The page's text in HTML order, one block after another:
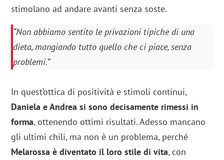
stimolano ad andare avanti senza soste.
“Non abbiamo sentito le privazioni tipiche di una
dieta, mangiando tutto quello che ci piace, senza
problemi.”
In quest’ottica di positività e stimoli continui,
Daniela e Andrea si sono decisamente rimessi in
forma, ottenendo ottimi risultati. Adesso mancano
gli ultimi chili, ma non è un problema, perché
Melarossa è diventato il loro stile di vita, con